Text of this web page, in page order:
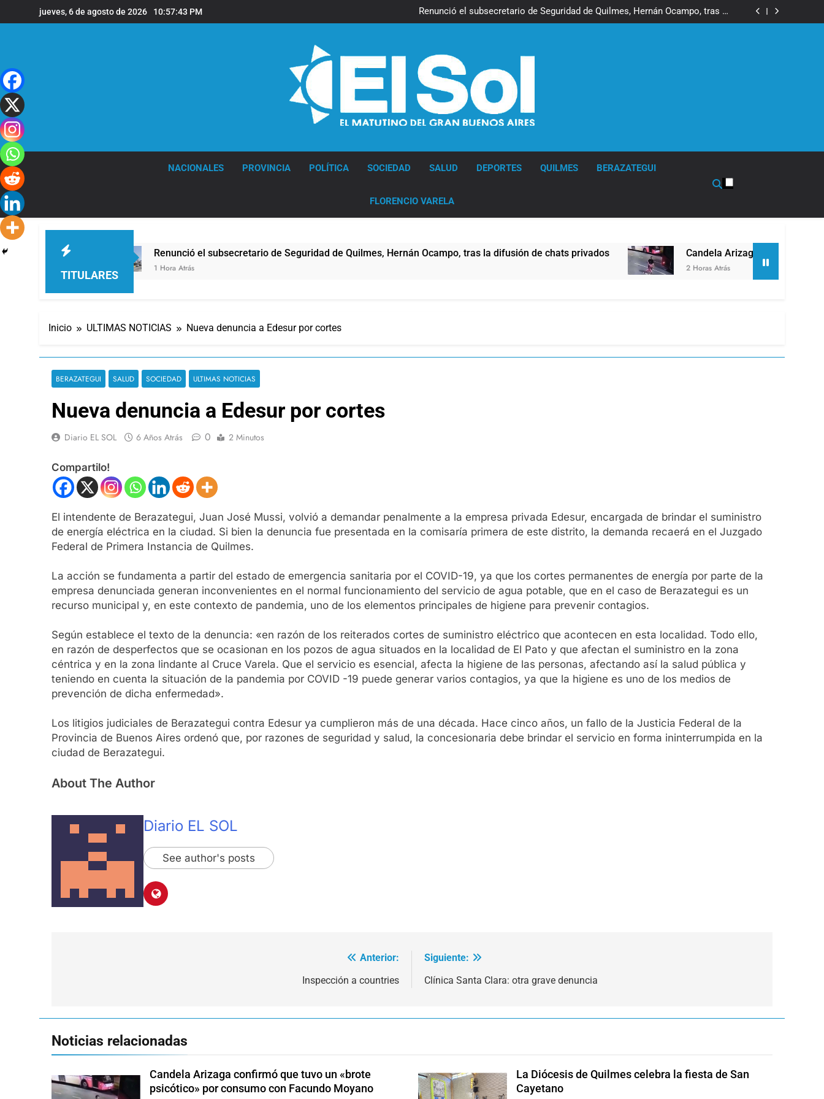
al
jueves, 6 de agosto de 2026 10:57:44 PM
Renunció el subsecretario de Seguridad de Quilmes, Hernán Ocampo, tras la
difusión de chats privados
Candela Arizaga confirmó que tuvo un «brote psicótico» por consumo con
Renunció el subsecretario de Seguridad de Quilmes, Hernán Ocampo, tras la
Candela Arizaga confirmó que tuvo un «brote psicótico» por consumo con
La Libertad Avanza consiguió la mayoría y rechazó el pedido del peronismo
NACIONALES PROVINCIA POLÍTICA SOCIEDAD SALUD DEPORTES QUILMES BERAZATEGUI
FLORENCIO VARELA
TITULARES
de Milei Renunció el subsecretario de Seguridad de Quilmes, Hernán Ocampo, tras la difusión de chats privados
1 Hora Atrás
Candela Arizaga confirmó que tuvo
2 Horas Atrás
Inicio ULTIMAS NOTICIAS Nueva denuncia a Edesur por cortes
BERAZATEGUI SALUD SOCIEDAD ULTIMAS NOTICIAS
Nueva denuncia a Edesur por cortes
Diario EL SOL 6 Años Atrás 0 2 Minutos
Compartilo!
El intendente de Berazategui, Juan José Mussi, volvió a demandar penalmente a la empresa privada Edesur, encargada de brindar el suministro
de energía eléctrica en la ciudad. Si bien la denuncia fue presentada en la comisaría primera de este distrito, la demanda recaerá en el Juzgado
Federal de Primera Instancia de Quilmes.
La acción se fundamenta a partir del estado de emergencia sanitaria por el COVID-19, ya que los cortes permanentes de energía por parte de la
empresa denunciada generan inconvenientes en el normal funcionamiento del servicio de agua potable, que en el caso de Berazategui es un
recurso municipal y, en este contexto de pandemia, uno de los elementos principales de higiene para prevenir contagios.
Según establece el texto de la denuncia: «en razón de los reiterados cortes de suministro eléctrico que acontecen en esta localidad. Todo ello,
en razón de desperfectos que se ocasionan en los pozos de agua situados en la localidad de El Pato y que afectan el suministro en la zona
céntrica y en la zona lindante al Cruce Varela. Que el servicio es esencial, afecta la higiene de las personas, afectando así la salud pública y
teniendo en cuenta la situación de la pandemia por COVID -19 puede generar varios contagios, ya que la higiene es uno de los medios de
prevención de dicha enfermedad».
Los litigios judiciales de Berazategui contra Edesur ya cumplieron más de una década. Hace cinco años, un fallo de la Justicia Federal de la
Provincia de Buenos Aires ordenó que, por razones de seguridad y salud, la concesionaria debe brindar el servicio en forma ininterrumpida en la
ciudad de Berazategui.
About The Author
Diario EL SOL
See author's posts
Anterior:
Inspección a countries
Siguiente:
Clínica Santa Clara: otra grave denuncia
Noticias relacionadas
Candela Arizaga confirmó que tuvo un «brote
psicótico» por consumo con Facundo Moyano
La Diócesis de Quilmes celebra la fiesta de San
Cayetano